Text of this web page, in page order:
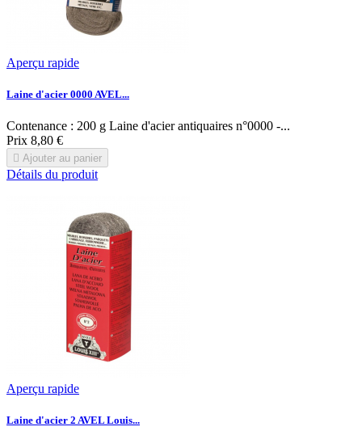
Aperçu rapide
Laine d'acier 0000 AVEL...
Contenance : 200 g Laine d'acier antiquaires n°0000 -...
Prix 8,80 €
 Ajouter au panier
Détails du produit
Aperçu rapide
Laine d'acier 2 AVEL Louis...